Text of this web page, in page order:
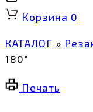
Корзина 0
КАТАЛОГ »
180°
Печать